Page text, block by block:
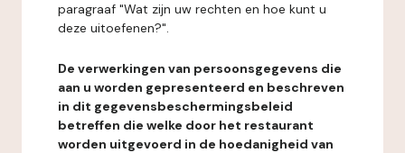
paragraaf "Wat zijn uw rechten en hoe kunt u
deze uitoefenen?".
De verwerkingen van persoonsgegevens die
aan u worden gepresenteerd en beschreven
in dit gegevensbeschermingsbeleid
betreffen die welke door het restaurant
worden uitgevoerd in de hoedanigheid van